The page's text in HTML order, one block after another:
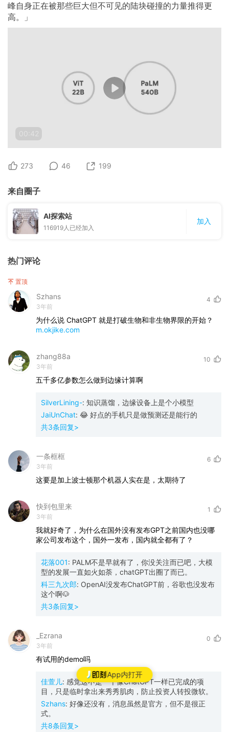
App内打开
峰自身正在被那些巨大但不可见的陆块碰撞的力量推得更
高。」
273 46 199
来自圈子
AI探索站
116919 人已经加入
加入
热门评论
置顶
Szhans
3年前
4
为什么说 ChatGPT 就是打破生物和非生物界限的开始？
m.okjike.com
zhang88a
3年前
10
五千多亿参数怎么做到边缘计算啊
SilverLining-: 知识蒸馏，边缘设备上是个小模型
JaiUnChat: 😂 好点的手机只是做预测还是能行的
共3条回复>
一条框框
3年前
6
这要是加上波士顿那个机器人实在是，太期待了
快到包里来
3年前
1
我就好奇了，为什么在国外没有发布GPT之前国内也没哪
家公司发布这个，国外一发布，国内就全都有了？
花落001: PALM不是早就有了，你没关注而已吧，大模
型的发展一直如火如荼，chatGPT出圈了而已。
科三九次郎: OpenAI没发布ChatGPT前，谷歌也没发布
这个啊🐶
共3条回复>
_Ezrana
3年前
0
有试用的demo吗
佳萱儿: 感觉这不是一个像ChatGPT一样已完成的项
目，只是临时拿出来秀秀肌肉，防止投资人转投微软。
Szhans: 好像还没有，消息虽然是官方，但不是很正
式。
共8条回复>